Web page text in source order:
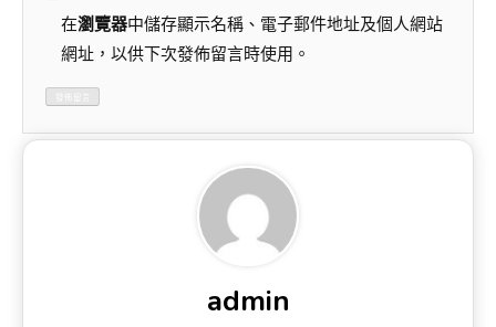
在瀏覽器中儲存顯示名稱、電子郵件地址及個人網站
網址，以供下次發佈留言時使用。
admin